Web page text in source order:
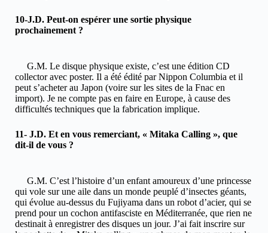
10-J.D. Peut-on espérer une sortie physique
prochainement ?
G.M. Le disque physique existe, c’est une édition CD
collector avec poster. Il a été édité par Nippon Columbia et il
peut s’acheter au Japon (voire sur les sites de la Fnac en
import). Je ne compte pas en faire en Europe, à cause des
difficultés techniques que la fabrication implique.
11- J.D. Et en vous remerciant, « Mitaka Calling », que
dit-il de vous ?
G.M. C’est l’histoire d’un enfant amoureux d’une princesse
qui vole sur une aile dans un monde peuplé d’insectes géants,
qui évolue au-dessus du Fujiyama dans un robot d’acier, qui se
prend pour un cochon antifasciste en Méditerranée, que rien ne
destinait à enregistrer des disques un jour. J’ai fait inscrire sur